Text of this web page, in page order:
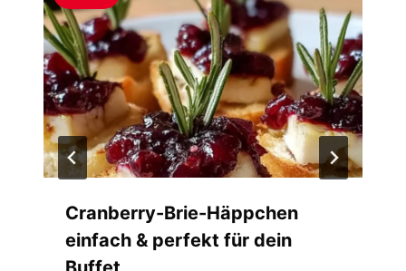
Cranberry-Brie-Häppchen
einfach & perfekt für dein